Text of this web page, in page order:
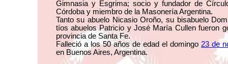
Gimnasia y Esgrima; socio y fundador de
Córdoba y miembro de la Masonería Argentina.
Tanto su abuelo Nicasio Oroño, su bisabuelo
tíos abuelos Patricio y José María Cullen fueron
provincia de Santa Fe.
Falleció a los 50 años de edad el domingo 23 de
en Buenos Aires, Argentina.